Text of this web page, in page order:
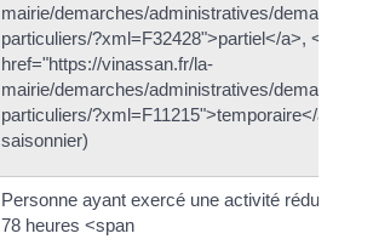
mairie/demarches/administratives/demarches-
particuliers/?xml=F32428">partiel</a>, <a
href="https://vinassan.fr/la-
mairie/demarches/administratives/demarches-
particuliers/?xml=F11215">temporaire</a> ou
saisonnier)
Personne ayant exercé une activité réduite de
78 heures <span